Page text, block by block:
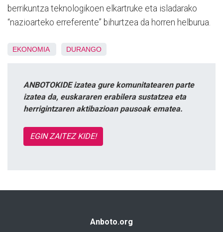
berrikuntza teknologikoen elkartruke eta isladarako
“nazioarteko erreferente” bihurtzea da horren helburua.
EKONOMIA DURANGO
ANBOTOKIDE izatea gure komunitatearen parte
izatea da, euskararen erabilera sustatzea eta
herrigintzaren aktibazioan pausoak ematea.
EGIN ZAITEZ KIDE!
Anboto.org